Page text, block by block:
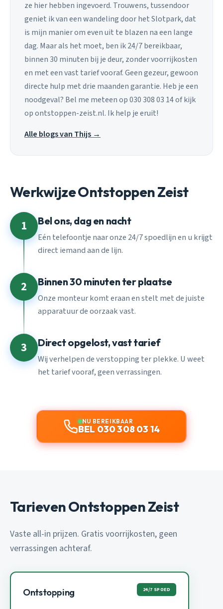
ze hier hebben ingevoerd. Trouwens, tussendoor
geniet ik van een wandeling door het Slotpark, dat
is mijn manier om even uit te blazen na een lange
dag. Maar als het moet, ben ik 24/7 bereikbaar,
binnen 30 minuten bij je deur, zonder voorrijkosten
en met een vast tarief vooraf. Geen gezeur, gewoon
directe hulp met drie maanden garantie. Heb je een
noodgeval? Bel me meteen op 030 308 03 14 of kijk
op ontstoppen-zeist.nl. Ik help je eruit!
Alle blogs van Thijs →
Werkwijze Ontstoppen Zeist
1 Bel ons, dag en nacht
Eén telefoontje naar onze 24/7 spoedlijn en u krijgt
direct iemand aan de lijn.
2 Binnen 30 minuten ter plaatse
Onze monteur komt eraan en stelt met de juiste
apparatuur de oorzaak vast.
3 Direct opgelost, vast tarief
Wij verhelpen de verstopping ter plekke. U weet
het tarief vooraf, geen verrassingen.
NU BEREIKBAAR
BEL 030 308 03 14
Tarieven Ontstoppen Zeist
Vaste all-in prijzen. Gratis voorrijkosten, geen
verrassingen achteraf.
Ontstopping 24/7 SPOED